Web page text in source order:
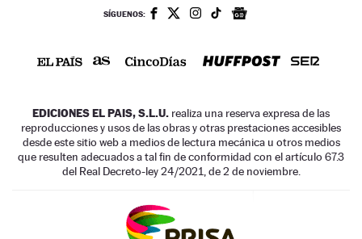
SÍGUENOS:
EDICIONES EL PAIS, S.L.U. realiza una reserva expresa de las
reproducciones y usos de las obras y otras prestaciones accesibles
desde este sitio web a medios de lectura mecánica u otros medios
que resulten adecuados a tal fin de conformidad con el artículo 67.3
del Real Decreto-ley 24/2021, de 2 de noviembre.